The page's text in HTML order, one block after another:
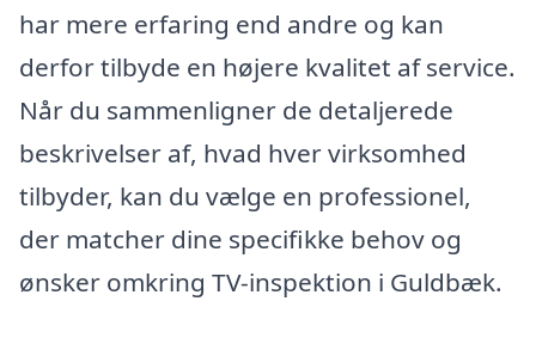
har mere erfaring end andre og kan
derfor tilbyde en højere kvalitet af service.
Når du sammenligner de detaljerede
beskrivelser af, hvad hver virksomhed
tilbyder, kan du vælge en professionel,
der matcher dine specifikke behov og
ønsker omkring TV-inspektion i Guldbæk.